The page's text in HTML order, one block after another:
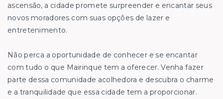
ascensão, a cidade promete surpreender e encantar seus
novos moradores com suas opções de lazer e
entretenimento.
Não perca a oportunidade de conhecer e se encantar
com tudo o que Mairinque tem a oferecer. Venha fazer
parte dessa comunidade acolhedora e descubra o charme
e a tranquilidade que essa cidade tem a proporcionar.